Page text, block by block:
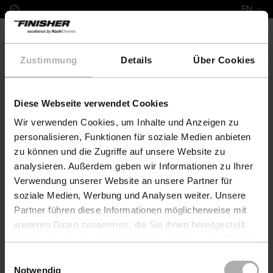
Zustimmung Details Über Cookies
Diese Webseite verwendet Cookies
Wir verwenden Cookies, um Inhalte und Anzeigen zu
personalisieren, Funktionen für soziale Medien anbieten
zu können und die Zugriffe auf unsere Website zu
analysieren. Außerdem geben wir Informationen zu Ihrer
Verwendung unserer Website an unsere Partner für
soziale Medien, Werbung und Analysen weiter. Unsere
Partner führen diese Informationen möglicherweise mit
weiteren Daten zusammen, die Sie ihnen bereitgestellt
Einstellungen zu den Cookies finden Sie unter
Notwendig
EN
Complete Leather Repair Set ADA